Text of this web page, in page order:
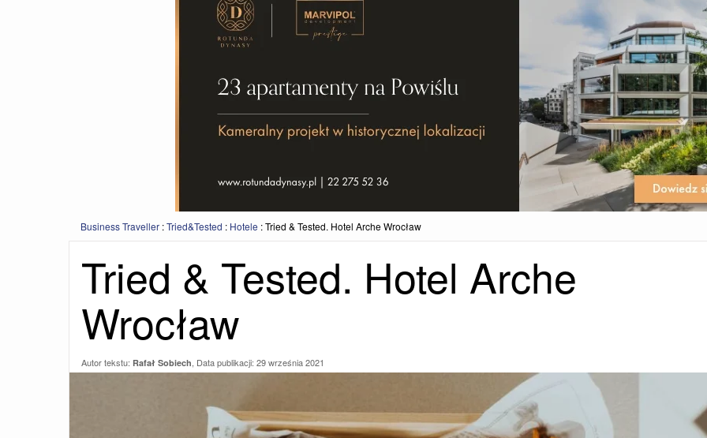
Business Traveller :Tried&Tested : Hotele :Tried & Tested. Hotel Arche Wrocław
Tried & Tested. Hotel Arche
Wrocław
Autor tekstu: Rafał Sobiech, Data publikacji: 29 września 2021